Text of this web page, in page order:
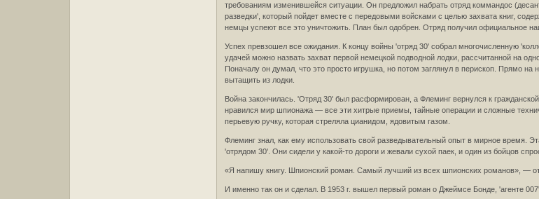
требованиям изменившейся ситуации. Он предложил набрать отряд коммандос
разведки', который пойдет вместе с передовыми войсками с целью захвата книг,
немцы успеют все это уничтожить. План был одобрен. Отряд получил официальное
Успех превзошел все ожидания. К концу войны 'отряд 30' собрал многочисленную
удачей можно назвать захват первой немецкой подводной лодки, рассчитанной на
Поначалу он думал, что это просто игрушка, но потом заглянул в перископ. Прямо
вытащить из лодки.
Война закончилась. 'Отряд 30' был расформирован, а Флеминг вернулся к
нравился мир шпионажа — все эти хитрые приемы, тайные операции и сложные
перьевую ручку, которая стреляла цианидом, ядовитым газом.
Флеминг знал, как ему использовать свой разведывательный опыт в мирное время.
'отрядом 30'. Они сидели у какой-то дороги и жевали сухой паек, и один из бойцов
«Я напишу книгу. Шпионский роман. Самый лучший из всех шпионских романов», —
И именно так он и сделал. В 1953 г. вышел первый роман о Джеймсе Бонде, 'агенте